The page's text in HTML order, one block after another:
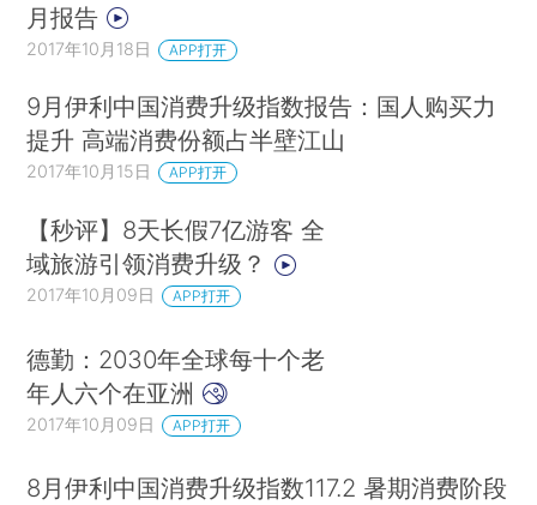
骼健康类营养品、家用制氧机等，这类商品的一般
消费群体集中在老年人身上，我们将这类商品定义
为「老年人专用健康消费」。而其他的一些不以老
年人为主要消费群体的健康消费品，例如减肥用的
左旋肉碱、孕妇使用的叶酸、美容使用的胶原蛋白
以2016年1月两类健康消费为基准设置指数
100，那么到2017年8月，这两类消费品的比例出
图1：老年人专用健康消费与非老年人专用健康消费之比 （数据来源：京东
月报告
2017年10月18日 APP打开
9月伊利中国消费升级指数报告：国人购买力
提升 高端消费份额占半壁江山
2017年10月15日 APP打开
【秒评】8天长假7亿游客 全
域旅游引领消费升级？
2017年10月09日 APP打开
德勤：2030年全球每十个老
年人六个在亚洲
2017年10月09日 APP打开
8月伊利中国消费升级指数117.2 暑期消费阶段